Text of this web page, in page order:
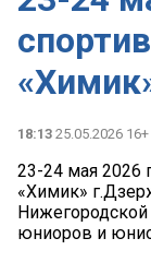
18:13 25.05.2026 16+
23-24 мая 2026
«Химик»
Нижегородской
юниоров и